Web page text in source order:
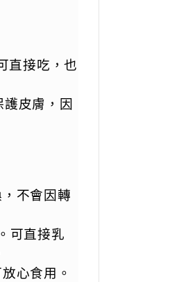
直接吃，也
皮膚，因
不會因轉
可直接乳
心食用。